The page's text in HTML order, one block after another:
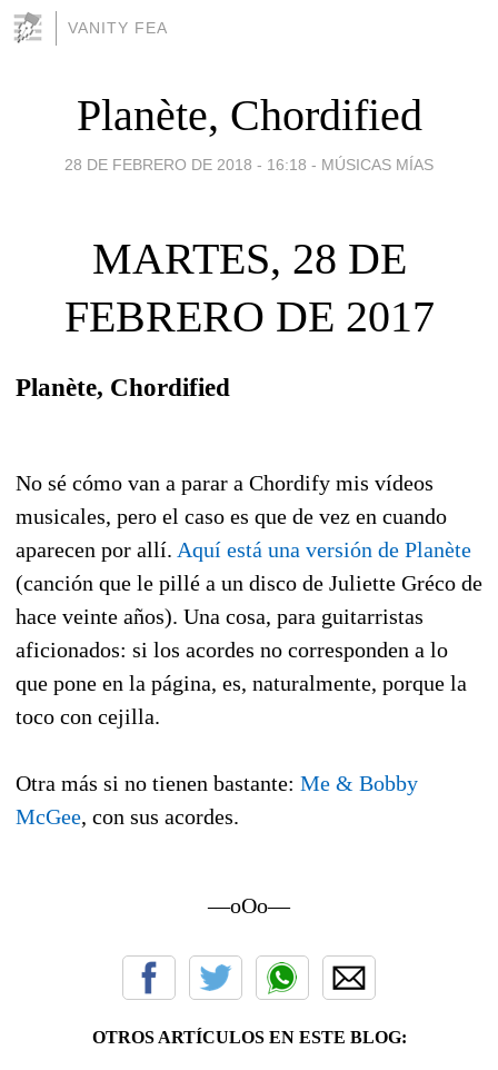
VANITY FEA
Planète, Chordified
28 DE FEBRERO DE 2018 - 16:18 - MÚSICAS MÍAS
MARTES, 28 DE
FEBRERO DE 2017
Planète, Chordified
No sé cómo van a parar a Chordify mis vídeos
musicales, pero el caso es que de vez en cuando
aparecen por allí. Aquí está una versión de Planète
(canción que le pillé a un disco de Juliette Gréco de
hace veinte años). Una cosa, para guitarristas
aficionados: si los acordes no corresponden a lo
que pone en la página, es, naturalmente, porque la
toco con cejilla.
Otra más si no tienen bastante: Me & Bobby
McGee, con sus acordes.
—oOo—
OTROS ARTÍCULOS EN ESTE BLOG: